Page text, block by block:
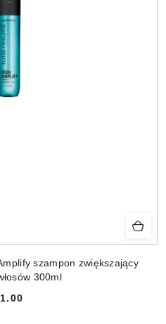
szampon zwiększający
300ml
Cena: